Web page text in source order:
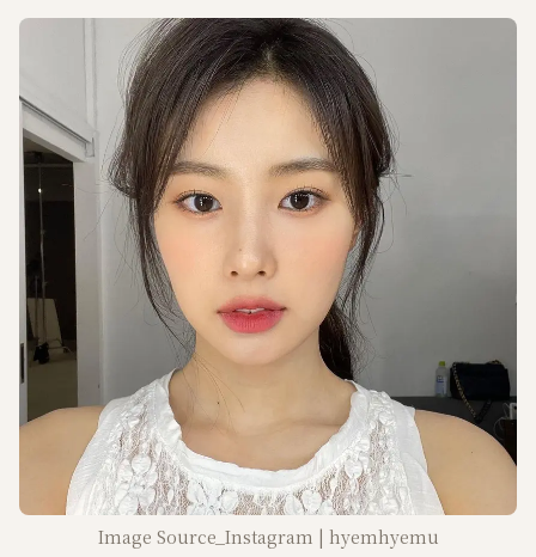
Image Source_Instagram | hyemhyemu